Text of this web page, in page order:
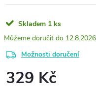
Skladem 1 ks
12.8.2026
Možnosti doručení
329 Kč